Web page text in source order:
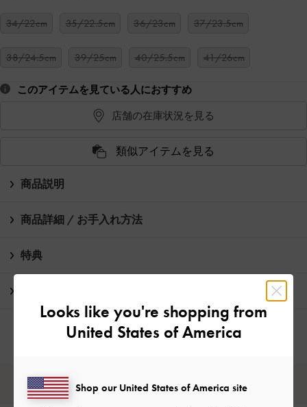
34/22cm 35/22.5cm 36/23cm 37/23.5cm
38/24.5cm 39/25cm 40/25.5cm 41/26cm
このアイテムを見ている人におすすめ
店舗の在庫状況を見る
類似アイテムを見る
商品説明
商品詳細 / お手入れ方法
特典
レビューは購入した方のみ投稿ができます。
Looks like you're shopping from
United States of America
Shop our United States of America site